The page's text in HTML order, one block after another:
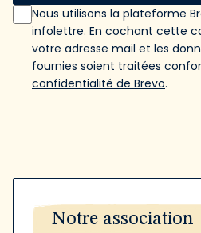
Nous utilisons la plateforme
infolettre. En cochant cette
votre adresse mail et les
fournies soient traitées
confidentialité de Brevo.
Notre association